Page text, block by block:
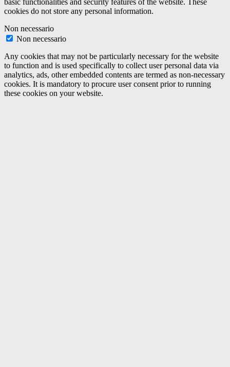
basic functionalities and security features of the website. These
cookies do not store any personal information.
Non necessario
Non necessario
Any cookies that may not be particularly necessary for the website
to function and is used specifically to collect user personal data via
analytics, ads, other embedded contents are termed as non-necessary
cookies. It is mandatory to procure user consent prior to running
these cookies on your website.